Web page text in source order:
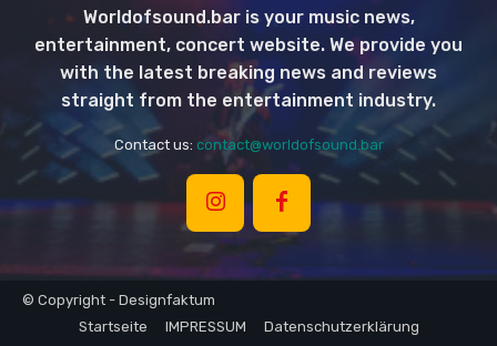
Worldofsound.bar is your music news,
entertainment, concert website. We provide you
with the latest breaking news and reviews
straight from the entertainment industry.
Contact us: contact@worldofsound.bar
© Copyright - Designfaktum
Startseite
IMPRESSUM Datenschutzerklärung